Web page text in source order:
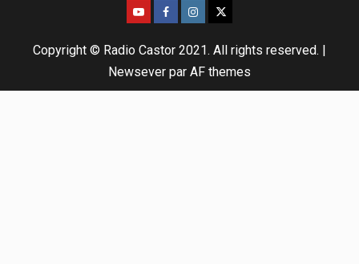
Copyright © Radio Castor 2021. All rights reserved.
Newsever par AF themes